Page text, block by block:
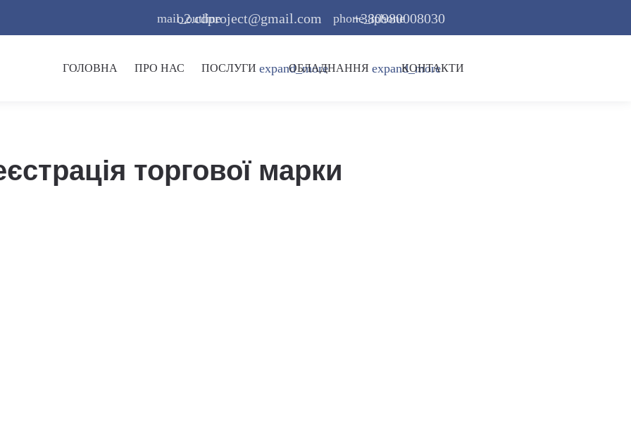
mail_outline
o2.cdproject@gmail.com phone_iphone
+380980008030
ГОЛОВНА ПРО НАС ПОСЛУГИ expand_more
ОБЛАДНАННЯ expand_more
КОНТАКТИ
торгової марки